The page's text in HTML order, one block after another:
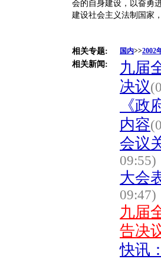
会的自身建设，以奋勇
建设社会主义法制国家
相关专题: 国内>>2002
相关新闻:
九届
决议
《
内容
会议
09:55)
大会
09:47)
九届
告决
快讯